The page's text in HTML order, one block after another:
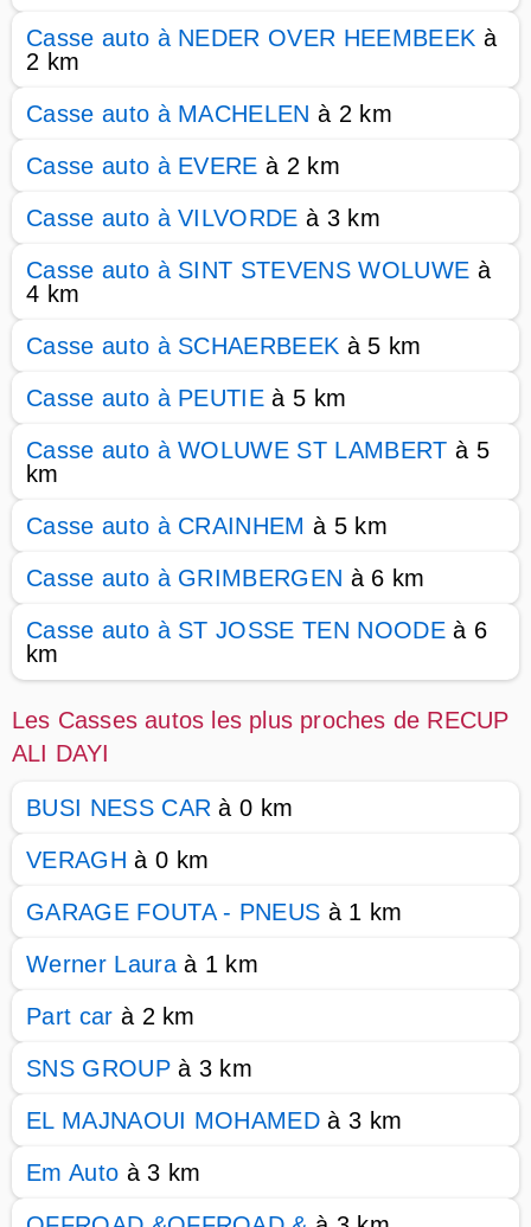
Casse auto à NEDER OVER HEEMBEEK à
2 km
Casse auto à MACHELEN à 2 km
Casse auto à EVERE à 2 km
Casse auto à VILVORDE à 3 km
Casse auto à SINT STEVENS WOLUWE à
4 km
Casse auto à SCHAERBEEK à 5 km
Casse auto à PEUTIE à 5 km
Casse auto à WOLUWE ST LAMBERT à 5
km
Casse auto à CRAINHEM à 5 km
Casse auto à GRIMBERGEN à 6 km
Casse auto à ST JOSSE TEN NOODEà 6
km
Les Casses autos les plus proches de RECUP
ALI DAYI
BUSI NESS CAR à 0 km
VERAGH à 0 km
GARAGE FOUTA - PNEUS à 1 km
Werner Lauraà 1 km
Part car à 2 km
SNS GROUPà 3 km
EL MAJNAOUI MOHAMED à 3 km
Em Auto à 3 km